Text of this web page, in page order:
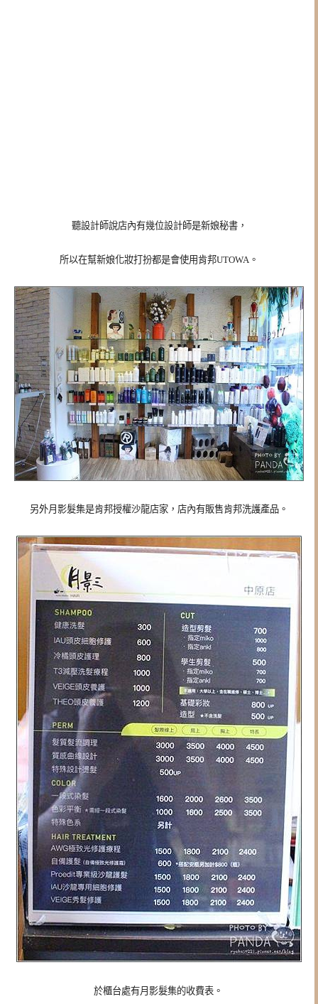
聽設計師說店內有幾位設計師是新娘秘書，
所以在幫新娘化妝打扮都是會使用肯邦UTOWA。
另外月影髮集是肯邦授權沙龍店家，店內有販售肯邦洗護產品。
於櫃台處有月影髮集的收費表。